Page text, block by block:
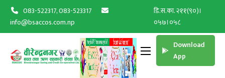
083-522317, 083-523317
info@bsaccos.com.np
डि.स.का. २११(९०)।
०५७।०५८
Download
App